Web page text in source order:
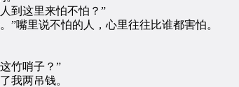
到这里来怕不怕？”
里说不怕的人，心里往往比谁都害怕。
竹哨子？”
我两吊钱。